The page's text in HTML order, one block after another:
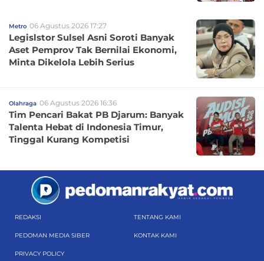
Metro 06 Agustus 2026 17:27
Legislstor Sulsel Asni Soroti Banyak
Aset Pemprov Tak Bernilai Ekonomi,
Minta Dikelola Lebih Serius
Olahraga 06 Agustus 2026 16:36
Tim Pencari Bakat PB Djarum: Banyak
Talenta Hebat di Indonesia Timur,
Tinggal Kurang Kompetisi
REDAKSI TENTANG KAMI
PEDOMAN MEDIA SIBER KONTAK KAMI
PRIVACY POLICY